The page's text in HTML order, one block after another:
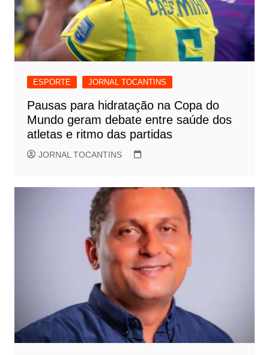
ESPORTE JORNAL TOCANTINS
Pausas para hidratação na Copa do
Mundo geram debate entre saúde dos
atletas e ritmo das partidas
JORNAL TOCANTINS